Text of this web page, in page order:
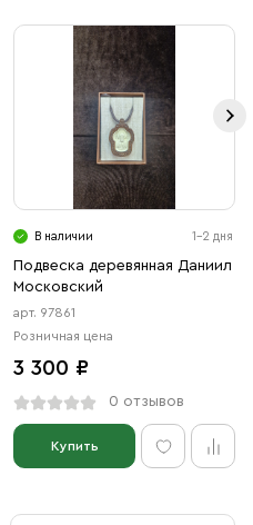
В наличии 1-2 дня
Подвеска деревянная Даниил
Московский
арт. 97861
Розничная цена
3 300 ₽
0 отзывов
Купить